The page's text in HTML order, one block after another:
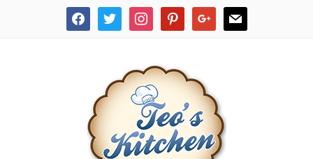
facebooktwitter instagrampinterestgoogle mail